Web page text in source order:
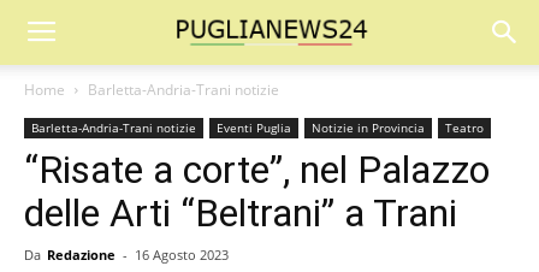
Home Barletta-Andria-Trani notizie
Barletta-Andria-Trani notizie Eventi Puglia Notizie in Provincia Teatro
“Risate a corte”, nel Palazzo
delle Arti “Beltrani” a Trani
Da Redazione - 16 Agosto 2023